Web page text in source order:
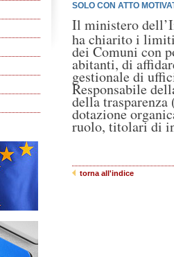
SOLO CON ATTO
Il ministero
ha chiarito i
dei Comuni con
abitanti, di
gestionale di
Responsabile
della trasparenza
dotazione
ruolo, titolari di
torna all'indice